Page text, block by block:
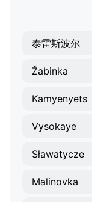
泰雷斯波尔
Žabinka
Kamyenyets
Vysokaye
Sławatycze
Malinovka